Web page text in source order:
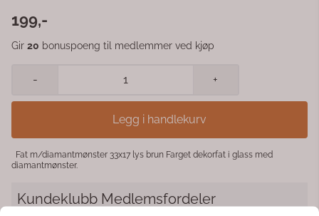
199,-
Gir 20 bonuspoeng til medlemmer ved kjøp
- +
Legg i handlekurv
diamantmønster.
Kundeklubb Medlemsfordeler